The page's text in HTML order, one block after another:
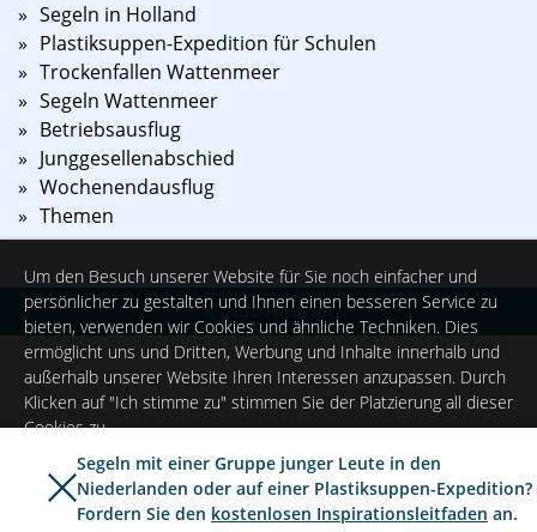
Segeln in Holland
Plastiksuppen-Expedition für Schulen
Trockenfallen Wattenmeer
Segeln Wattenmeer
Betriebsausflug
Junggesellenabschied
Wochenendausflug
Themen
©2026 NAUPAR
Segeln mit einer Gruppe junger Leute in den
Niederlanden oder auf einer Plastiksuppen-Expedition?
Fordern Sie den kostenlosen Inspirationsleitfaden an.
Um den Besuch unserer Website für Sie noch einfacher und
persönlicher zu gestalten und Ihnen einen besseren Service zu
bieten, verwenden wir Cookies und ähnliche Techniken. Dies
ermöglicht uns und Dritten, Werbung und Inhalte innerhalb und
außerhalb unserer Website Ihren Interessen anzupassen. Durch
Klicken auf "Ich stimme zu" stimmen Sie der Platzierung all dieser
Cookies zu.
Ich stimme zu Einstellungen